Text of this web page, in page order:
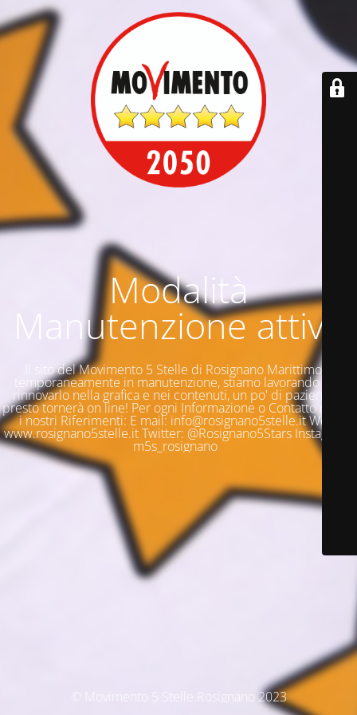
Modalità
Manutenzione attiva
Il sito del Movimento 5 Stelle di Rosignano Marittimo è
temporaneamente in manutenzione, stiamo lavorando per
rinnovarlo nella grafica e nei contenuti, un po' di pazienza e
presto tornerà on line! Per ogni Informazione o Contatto questi
i nostri Riferimenti: E mail: info@rosignano5stelle.it Web:
www.rosignano5stelle.it Twitter: @Rosignano5Stars Instagram:
m5s_rosignano
© Movimento 5 Stelle Rosignano 2023